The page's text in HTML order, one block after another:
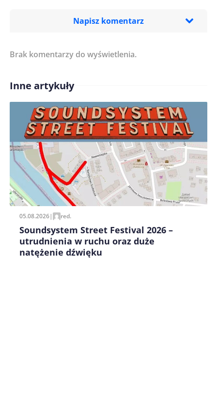
Napisz komentarz
Treść komentarza*
Imię/ Nick*
Zapamiętaj moje dane w tej przeglądarce podczas
pisania kolejnych komentarzy.
Brak komentarzy do wyświetlenia.
Inne artykuły
05.08.2026| red.
Soundsystem Street Festival 2026 –
utrudnienia w ruchu oraz duże
natężenie dźwięku